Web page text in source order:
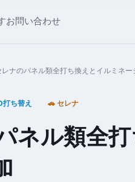
お問い合わせ
ナのパネル類全打ち換えとイルミネー
打ち替え 🚗 セレナ
ネル類全